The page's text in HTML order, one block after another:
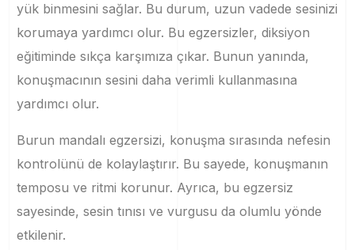
yük binmesini sağlar. Bu durum, uzun vadede sesinizi
korumaya yardımcı olur. Bu egzersizler, diksiyon
eğitiminde sıkça karşımıza çıkar. Bunun yanında,
konuşmacının sesini daha verimli kullanmasına
yardımcı olur.
Burun mandalı egzersizi, konuşma sırasında nefesin
kontrolünü de kolaylaştırır. Bu sayede, konuşmanın
temposu ve ritmi korunur. Ayrıca, bu egzersiz
sayesinde, sesin tınısı ve vurgusu da olumlu yönde
etkilenir.